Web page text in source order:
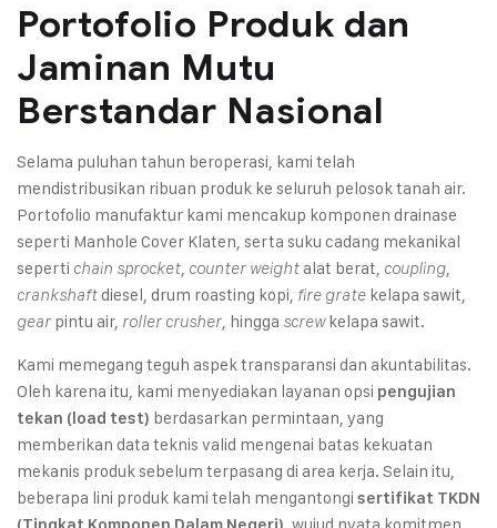
Portofolio Produk dan
Jaminan Mutu
Berstandar Nasional
Selama puluhan tahun beroperasi, kami telah
mendistribusikan ribuan produk ke seluruh pelosok tanah air.
Portofolio manufaktur kami mencakup komponen drainase
seperti Manhole Cover Klaten, serta suku cadang mekanikal
seperti chain sprocket, counter weight alat berat, coupling,
crankshaftdiesel, drum roasting kopi, fire grate kelapa sawit,
gear pintu air, roller crusher, hingga screwkelapa sawit.
Kami memegang teguh aspek transparansi dan akuntabilitas.
Oleh karena itu, kami menyediakan layanan opsi pengujian
tekan (load test) berdasarkan permintaan, yang
memberikan data teknis valid mengenai batas kekuatan
mekanis produk sebelum terpasang di area kerja. Selain itu,
beberapa lini produk kami telah mengantongi sertifikat TKDN